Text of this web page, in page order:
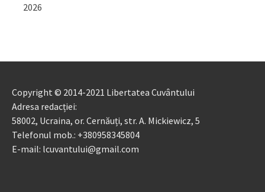
2026
Copyright © 2014-2021 Libertatea Cuvântului
Adresa redacției:
58002, Ucraina, or. Cernăuți, str. A. Mickiewicz, 5
Telefonul mob.: +380958345804
E-mail: lcuvantului@gmail.com